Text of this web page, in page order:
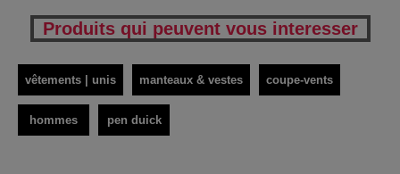
Produits qui peuvent vous interesser
vêtements | unis manteaux & vestes coupe-vents
hommes pen duick